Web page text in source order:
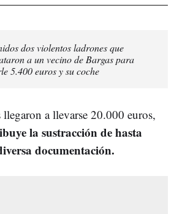
dos violentos ladrones que
a un vecino de Bargas para
5.400 euros y su coche
a llevarse 20.000 euros,
la sustracción de hasta
documentación.